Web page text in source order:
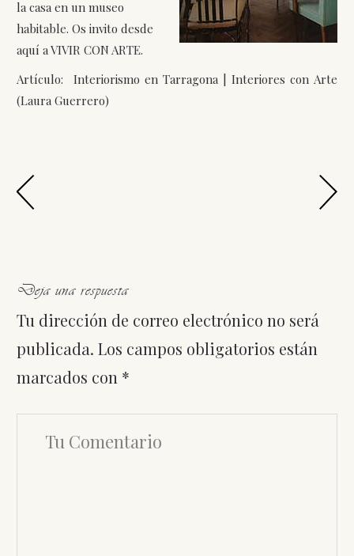
la casa en un museo
habitable. Os invito desde
aquí a VIVIR CON ARTE.
Artículo: Interiorismo en Tarragona | Interiores con Arte
(Laura Guerrero)
Deja una respuesta
Tu dirección de correo electrónico no será
publicada. Los campos obligatorios están
marcados con *